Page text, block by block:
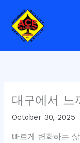
content
대구에서 느
October 30, 2025
빠르게 변화하는